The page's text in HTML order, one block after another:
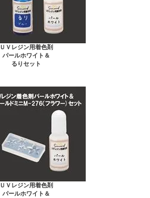
ＵＶレジン用着色剤
パールホワイト＆
るりセット
ＵＶレジン用着色剤
パールホワイト＆